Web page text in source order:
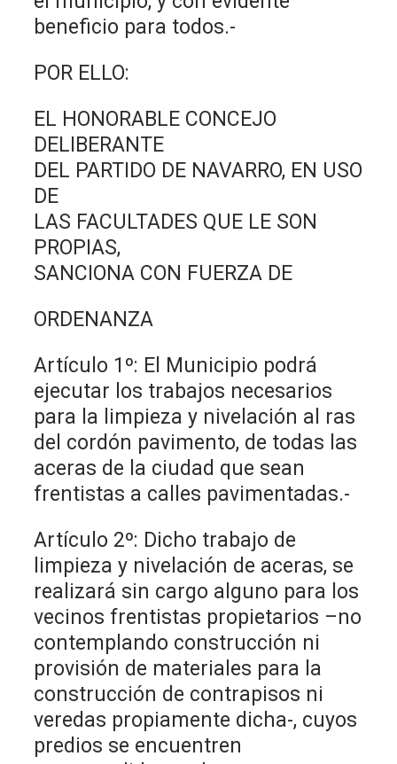
beneficio para todos.-
POR ELLO:
EL HONORABLE CONCEJO
DELIBERANTE
DEL PARTIDO DE NAVARRO, EN USO
DE
LAS FACULTADES QUE LE SON
PROPIAS,
SANCIONA CON FUERZA DE
ORDENANZA
Artículo 1º: El Municipio podrá
ejecutar los trabajos necesarios
para la limpieza y nivelación al ras
del cordón pavimento, de todas las
aceras de la ciudad que sean
frentistas a calles pavimentadas.-
Artículo 2º: Dicho trabajo de
limpieza y nivelación de aceras, se
realizará sin cargo alguno para los
vecinos frentistas propietarios –no
contemplando construcción ni
provisión de materiales para la
construcción de contrapisos ni
veredas propiamente dicha-, cuyos
predios se encuentren